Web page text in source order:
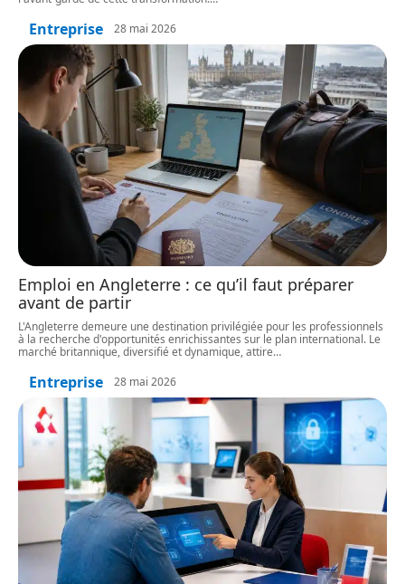
Entreprise 28 mai 2026
Emploi en Angleterre : ce qu’il faut préparer
avant de partir
L'Angleterre demeure une destination privilégiée pour les professionnels
à la recherche d'opportunités enrichissantes sur le plan international. Le
marché britannique, diversifié et dynamique, attire…
Entreprise 28 mai 2026